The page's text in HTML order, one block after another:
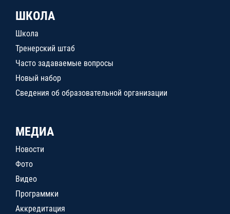
ШКОЛА
Школа
Тренерский штаб
Часто задаваемые вопросы
Новый набор
Сведения об образовательной организации
МЕДИА
Новости
Фото
Видео
Программки
Аккредитация